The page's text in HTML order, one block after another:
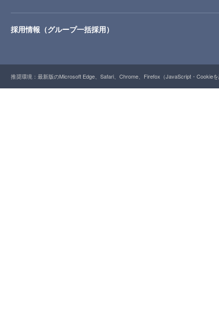
採用情報（グループ一括採用）
推奨環境：最新版のMicrosoft Edge、Safari、Chrome、Firefox（JavaScript・Cookie